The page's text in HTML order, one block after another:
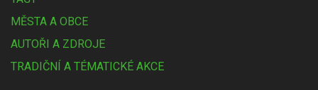
MĚSTA A OBCE
AUTOŘI A ZDROJE
TRADIČNÍ A TÉMATICKÉ AKCE